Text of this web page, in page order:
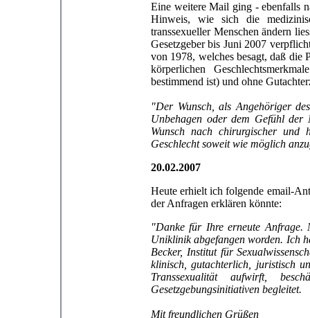
Eine weitere Mail ging - ebenfalls
Hinweis, wie sich die
transsexueller Menschen ändern
Gesetzgeber bis Juni 2007
von 1978, welches besagt, daß die
körperlichen
bestimmend ist) und ohne
"Der Wunsch, als Angehöriger
Unbehagen oder dem Gefühl der
Wunsch nach chirurgischer und
Geschlecht soweit wie möglich
20.02.2007
Heute erhielt ich folgende email-
der Anfragen erklären könnte:
"Danke für Ihre erneute Anfrage.
Uniklinik abgefangen worden. Ich
Becker, Institut für
klinisch, gutachterlich, juristisch
Transsexualität aufwirft,
Gesetzgebungsinitiativen begleitet.
Mit freundlichen Grüßen